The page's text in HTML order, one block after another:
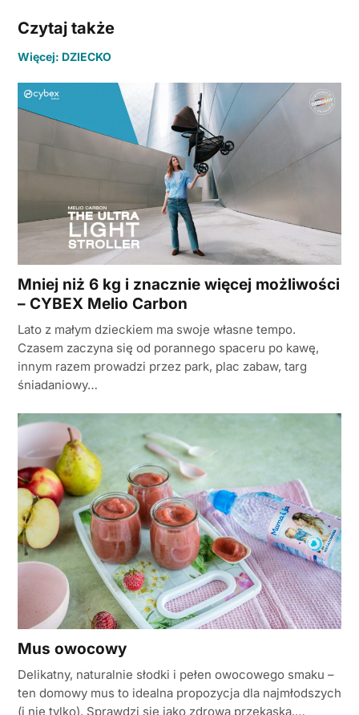
Czytaj także
Więcej: DZIECKO
Mniej niż 6 kg i znacznie więcej możliwości
– CYBEX Melio Carbon
Lato z małym dzieckiem ma swoje własne tempo.
Czasem zaczyna się od porannego spaceru po kawę,
innym razem prowadzi przez park, plac zabaw, targ
śniadaniowy…
Mus owocowy
Delikatny, naturalnie słodki i pełen owocowego smaku –
ten domowy mus to idealna propozycja dla najmłodszych
(i nie tylko). Sprawdzi się jako zdrowa przekąska,…